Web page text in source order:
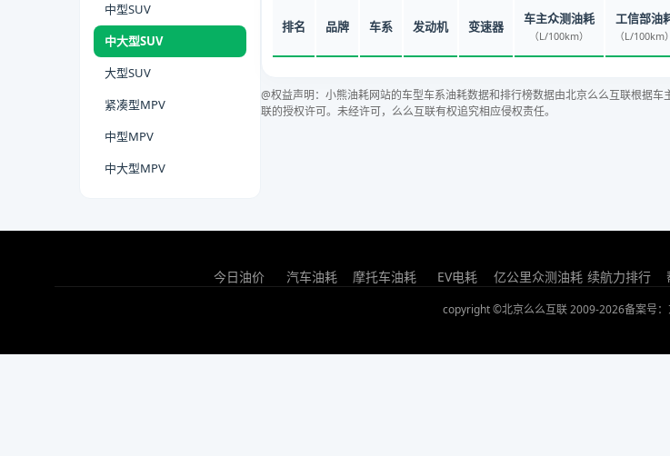
中型SUV
中大型SUV
大型SUV
紧凑型MPV
中型MPV
中大型MPV
排名 品牌 车系 发动机 变速器 车主众测油耗
（L/100km）
工信部油
（L/100km）
@权益声明：小熊油耗网站的车型车系油耗数据和排行榜数据由北京么么互联根据
联的授权许可。未经许可，么么互联有权追究相应侵权责任。
今日油价 汽车油耗 摩托车油耗 EV电耗 亿公里众测油耗 续航力排行
copyright ©北京么么互联 2009-2026备案号